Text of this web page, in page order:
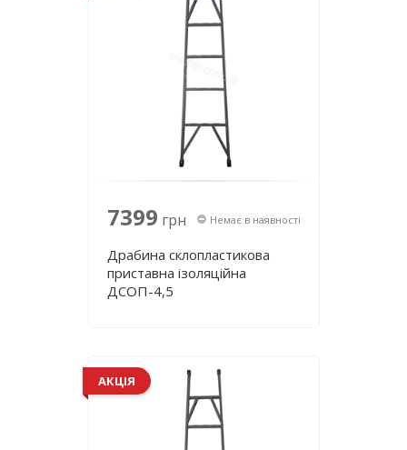
7399 грн Немає в наявності
Драбина склопластикова
приставна ізоляційна
ДСОП-4,5
АКЦІЯ